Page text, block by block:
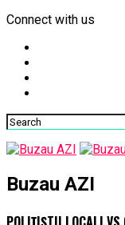
Connect with us
Buzau AZI